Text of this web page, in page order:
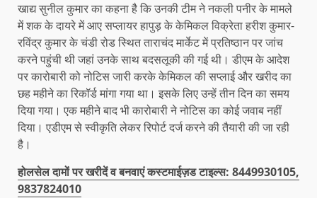
खाद्य सुनील कुमार का कहना है कि उनकी टीम ने नकली पनीर के मामले
में शक के दायरे में आए सप्लायर हापुड़ के केमिकल विक्रेता हरीश कुमार-
रविंद्र कुमार के चंडी रोड स्थित ताराचंद मार्केट में प्रतिष्ठान पर जांच
करने पहुंची थी जहां उनके साथ बदसलूकी की गई थी। डीएम के आदेश
पर कारोबारी को नोटिस जारी करके केमिकल की सप्लाई और खरीद का
छह महीने का रिकॉर्ड मांगा गया था। इसके लिए उन्हें तीन दिन का समय
दिया गया। एक महीने बाद भी कारोबारी ने नोटिस का कोई जवाब नहीं
दिया। एडीएम से स्वीकृति लेकर रिपोर्ट दर्ज करने की तैयारी की जा रही
है।
होलसेल दामों पर खरीदें व बनवाएं कस्टमाईज़ड टाइल्स: 8449930105,
9837824010